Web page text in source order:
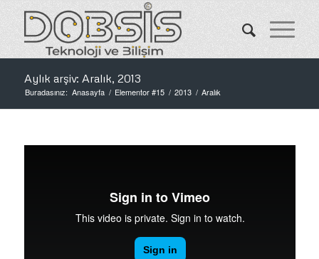
Aylık arşiv: Aralık, 2013
Buradasınız: Anasayfa / Elementor #15 / 2013 / Aralık